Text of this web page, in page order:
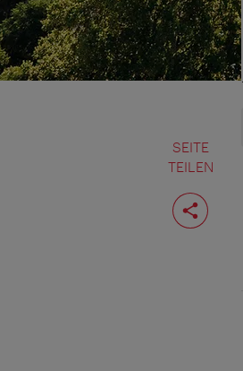
SEITE
TEILEN
Seite
teilen